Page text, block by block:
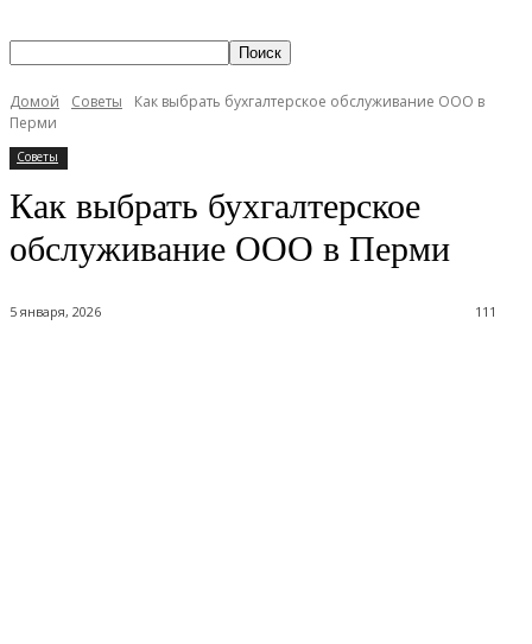
Домой Советы
Как выбрать бухгалтерское обслуживание ООО в
Перми
Советы
Как выбрать бухгалтерское
обслуживание ООО в Перми
5 января, 2026 111